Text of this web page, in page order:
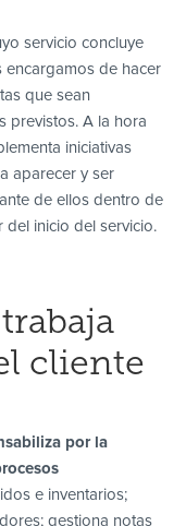
servicio concluye
encargamos de hacer
que sean
previstos. A la hora
iniciativas
aparecer y ser
de ellos dentro de
del inicio del servicio.
cliente
por la
e inventarios;
gestiona notas